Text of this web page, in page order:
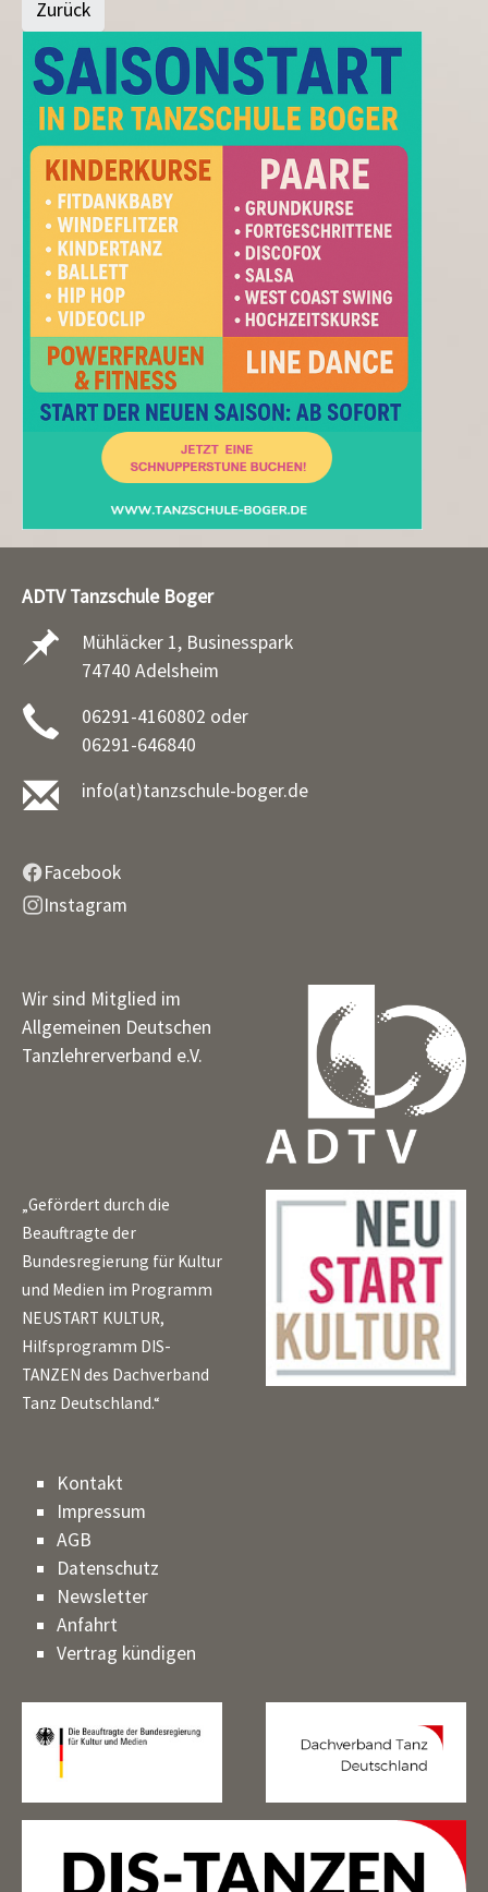
Zurück
ADTV Tanzschule Boger
Mühläcker 1, Businesspark
74740 Adelsheim
06291-4160802 oder
06291-646840
info(at)tanzschule-boger.de
Facebook
Instagram
Wir sind Mitglied im
Allgemeinen Deutschen
Tanzlehrerverband e.V.
„Gefördert durch die
Beauftragte der
Bundesregierung für Kultur
und Medien im Programm
NEUSTART KULTUR,
Hilfsprogramm DIS-
TANZEN des Dachverband
Tanz Deutschland.“
Kontakt
Impressum
AGB
Datenschutz
Newsletter
Anfahrt
Vertrag kündigen